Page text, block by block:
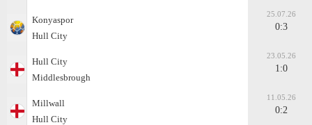
Konyaspor
Hull City
25.07.26
0:3
Hull City
Middlesbrough
23.05.26
1:0
Millwall
Hull City
11.05.26
0:2